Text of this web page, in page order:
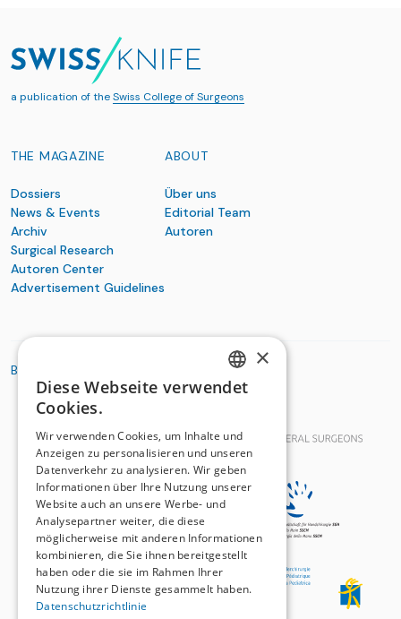
a publication of theSwiss College of Surgeons
THE MAGAZINE
Dossiers
News & Events
Archiv
Surgical Research
Autoren Center
Advertisement Guidelines
ABOUT
Über uns
Editorial Team
Autoren
BASIC ORGANIZATIONS
GERMAN
×
Diese Webseite verwendet
Cookies.
Wir verwenden Cookies, um Inhalte und
Anzeigen zu personalisieren und unseren
Datenverkehr zu analysieren. Wir geben
Informationen über Ihre Nutzung unserer
Website auch an unsere Werbe- und
Analysepartner weiter, die diese
möglicherweise mit anderen Informationen
kombinieren, die Sie ihnen bereitgestellt
haben oder die sie im Rahmen Ihrer
Nutzung ihrer Dienste gesammelt haben.
Datenschutzrichtlinie